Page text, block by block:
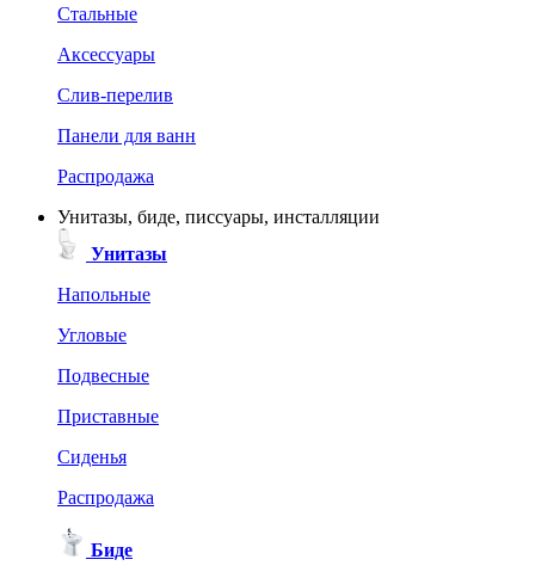
Стальные
Аксессуары
Слив-перелив
Панели для ванн
Распродажа
Унитазы, биде, писсуары, инсталляции
Унитазы
Напольные
Угловые
Подвесные
Приставные
Сиденья
Распродажа
Биде